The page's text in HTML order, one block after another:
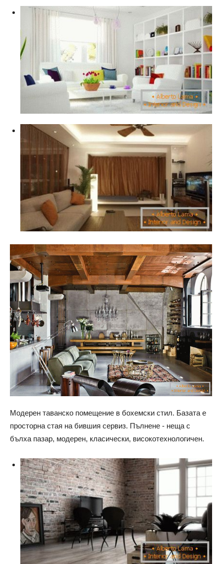
Модерен таванско помещение в бохемски стил. Базата е
просторна стая на бившия сервиз. Пълнене - неща с
бълха пазар, модерен, класически, високотехнологичен.